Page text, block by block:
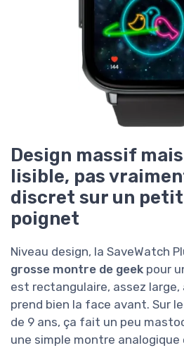
Design massif mais
lisible, pas
discret sur un petit
poignet
Niveau design, la SaveWatch
grosse montre de geek pour
est rectangulaire, assez large,
prend bien la face avant. Sur
de 9 ans, ça fait un peu
une simple montre